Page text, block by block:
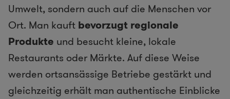
Umwelt, sondern auch auf die Menschen vor
Ort. Man kauft bevorzugt regionale
Produkte und besucht kleine, lokale
Restaurants oder Märkte. Auf diese Weise
werden ortsansässige Betriebe gestärkt und
gleichzeitig erhält man authentische Einblicke